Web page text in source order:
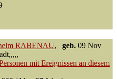
RABENAU, geb. 09 Nov